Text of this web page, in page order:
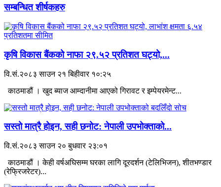
सम्बन्धित शीर्षकहरु
कृषि विकास बैंकको नाफा २९.५२ प्रतिशत घट्यो,...
वि.सं.२०८३ साउन २१ बिहीवार १०:२५
काठमाडौं । खुद ब्याज आम्दानीमा आएको गिरावट र इम्पेयरमेन्ट...
सस्तो मात्रै होइन, सही छनोट: नेपाली उपभोक्ताको...
वि.सं.२०८३ साउन २० बुधवार २३:०१
काठमाडौं । केही वर्षअघिसम्म घरका लागि दूरदर्शन (टेलिभिजन), शीतभण्डार
(रेफ्रिजरेटर)...